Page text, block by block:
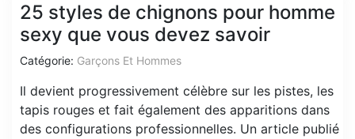
25 styles de chignons pour homme
sexy que vous devez savoir
Catégorie: Garçons Et Hommes
Il devient progressivement célèbre sur les pistes, les
tapis rouges et fait également des apparitions dans
des configurations professionnelles. Un article publié